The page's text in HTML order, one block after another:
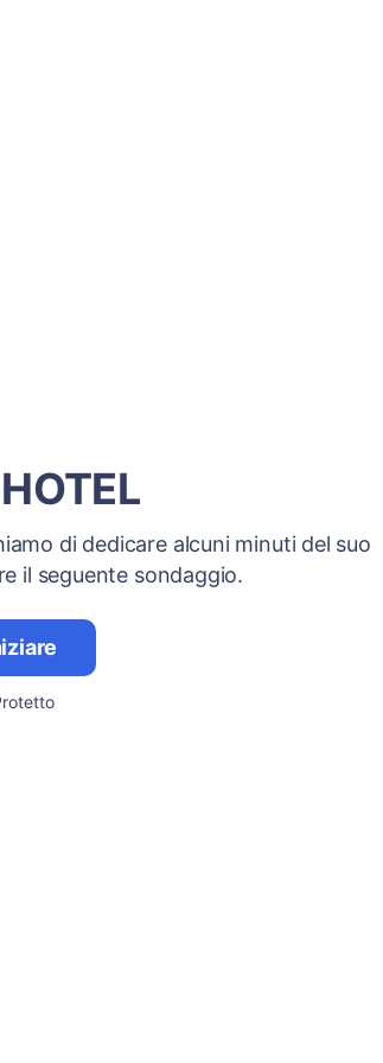
di dedicare alcuni minuti del suo
il seguente sondaggio.